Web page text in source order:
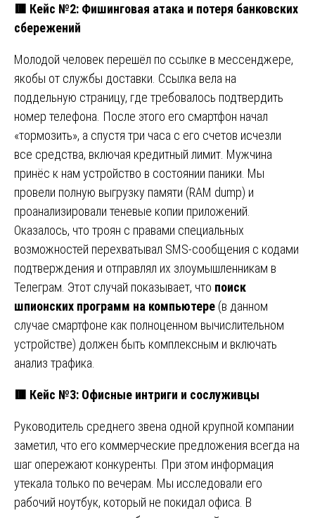
🟥 Кейс №2: Фишинговая атака и потеря банковских
сбережений
Молодой человек перешёл по ссылке в мессенджере,
якобы от службы доставки. Ссылка вела на
поддельную страницу, где требовалось подтвердить
номер телефона. После этого его смартфон начал
«тормозить», а спустя три часа с его счетов исчезли
все средства, включая кредитный лимит. Мужчина
принёс к нам устройство в состоянии паники. Мы
провели полную выгрузку памяти (RAM dump) и
проанализировали теневые копии приложений.
Оказалось, что троян с правами специальных
возможностей перехватывал SMS-сообщения с кодами
подтверждения и отправлял их злоумышленникам в
Телеграм. Этот случай показывает, что поиск
шпионских программ на компьютере (в данном
случае смартфоне как полноценном вычислительном
устройстве) должен быть комплексным и включать
анализ трафика.
🟥 Кейс №3: Офисные интриги и сослуживцы
Руководитель среднего звена одной крупной компании
заметил, что его коммерческие предложения всегда на
шаг опережают конкуренты. При этом информация
утекала только по вечерам. Мы исследовали его
рабочий ноутбук, который не покидал офиса. В